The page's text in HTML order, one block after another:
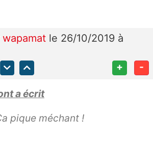
wapamat le 26/10/2019 à
+ -
a écrit
pique méchant !